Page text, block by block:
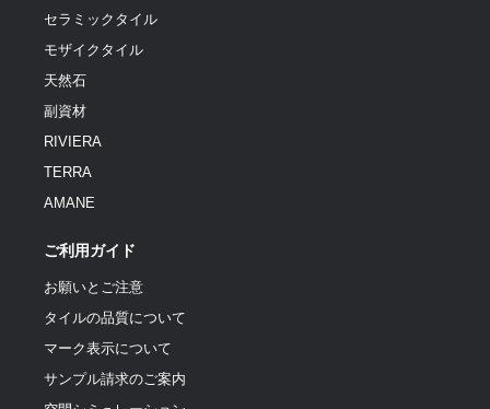
セラミックタイル
モザイクタイル
天然石
副資材
RIVIERA
TERRA
AMANE
ご利用ガイド
お願いとご注意
タイルの品質について
マーク表示について
サンプル請求のご案内